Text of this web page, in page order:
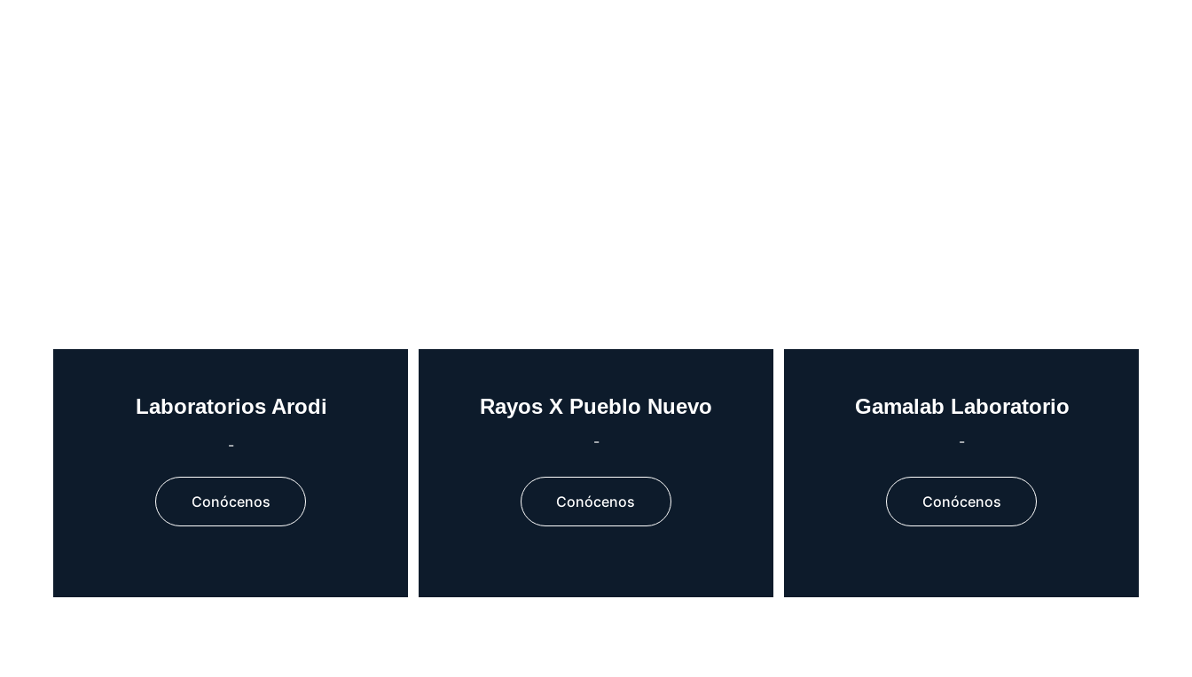
Laboratorios Arodi
Conócenos
-
Rayos X Pueblo Nuevo
-
Gamalab Laboratorio
-
Conócenos Conócenos